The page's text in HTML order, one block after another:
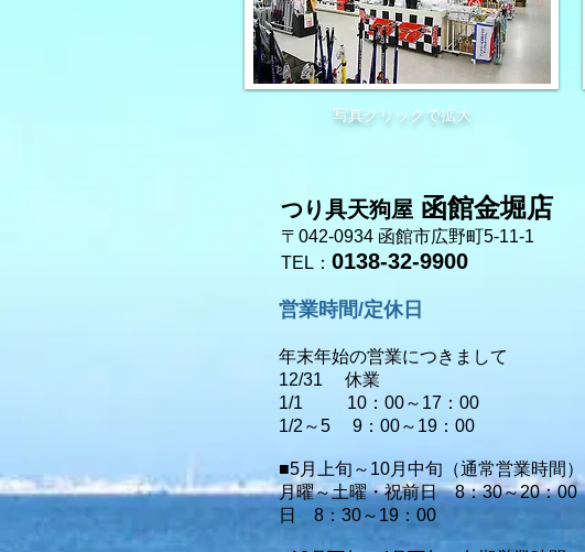
写真クリックで拡大
つり具天狗屋 函館金堀店
〒042-0934 函館市広野町5-11-1
TEL： 0138-32-9900
営業時間/定休日
年末年始の営業につきまして
12/31 休業
1/1 10：00～17：00
1/2～5 9：00～19：00
■5月上旬～10月中旬（通常営業時間）
月曜～土曜・祝前日 8：30～20：00
日 8：30～19：00